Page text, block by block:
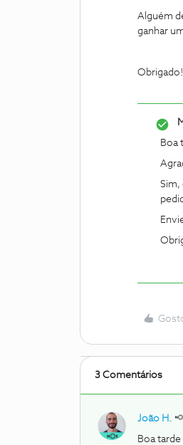
Alguém
ganhar
Obrigado!
Boa
Sim,
3 Comentários
João H.
Boa tarde ​